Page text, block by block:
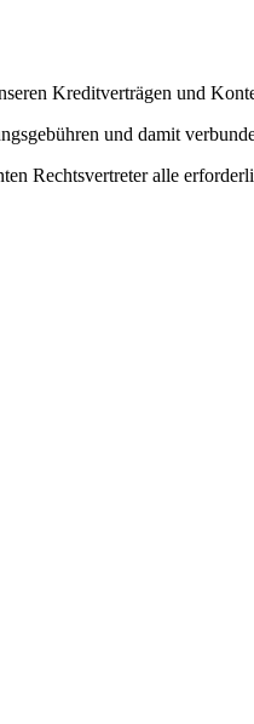
Kreditverträgen und
und damit
Rechtsvertreter alle